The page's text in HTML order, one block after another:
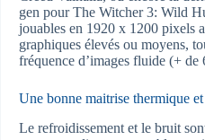
gen pour The Witcher 3: Wild
jouables en 1920 x 1200 pixels
graphiques élevés ou moyens,
fréquence d’images fluide (+ de
Une bonne maitrise thermique
Le refroidissement et le bruit